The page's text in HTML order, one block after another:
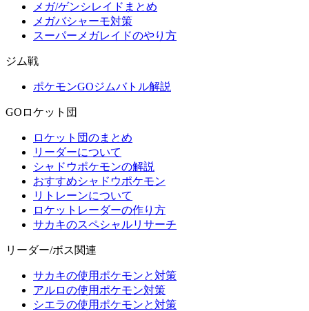
メガ/ゲンシレイドまとめ
メガバシャーモ対策
スーパーメガレイドのやり方
ジム戦
ポケモンGOジムバトル解説
GOロケット団
ロケット団のまとめ
リーダーについて
シャドウポケモンの解説
おすすめシャドウポケモン
リトレーンについて
ロケットレーダーの作り方
サカキのスペシャルリサーチ
リーダー/ボス関連
サカキの使用ポケモンと対策
アルロの使用ポケモン対策
シエラの使用ポケモンと対策